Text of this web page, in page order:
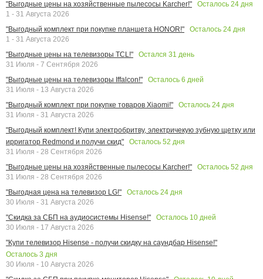
"Выгодные цены на хозяйственные пылесосы Karcher!"
Осталось 24 дня
1 - 31 Августа 2026
"Выгодный комплект при покупке планшета HONOR!"
Осталось 24 дня
1 - 31 Августа 2026
"Выгодные цены на телевизоры TCL!"
Остался 31 день
31 Июля - 7 Сентября 2026
"Выгодные цены на телевизоры Iffalcon!"
Осталось 6 дней
31 Июля - 13 Августа 2026
"Выгодный комплект при покупке товаров Xiaomi!"
Осталось 24 дня
31 Июля - 31 Августа 2026
"Выгодный комплект! Купи электробритву, электричекую зубную щетку или
ирригатор Redmond и получи скид"
Осталось 52 дня
31 Июля - 28 Сентября 2026
"Выгодные цены на хозяйственные пылесосы Karcher!"
Осталось 52 дня
31 Июля - 28 Сентября 2026
"Выгодная цена на телевизор LG!"
Осталось 24 дня
30 Июля - 31 Августа 2026
"Скидка за СБП на аудиосистемы Hisense!"
Осталось 10 дней
30 Июля - 17 Августа 2026
"Купи телевизор Hisense - получи скидку на саундбар Hisense!"
Осталось 3 дня
30 Июля - 10 Августа 2026